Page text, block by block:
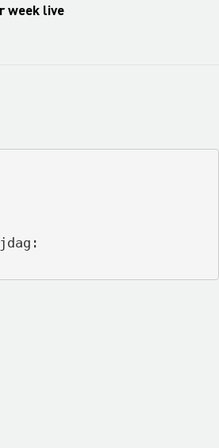
week live